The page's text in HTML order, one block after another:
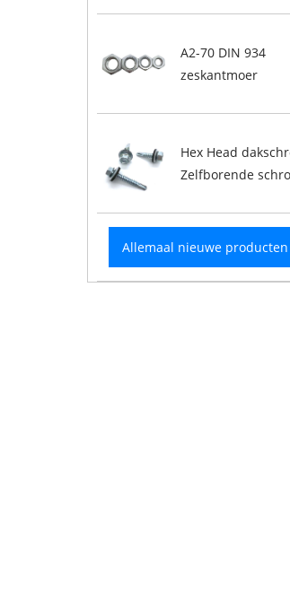
A2-70 DIN 934
zeskantmoer
Hex Head
Zelfborende
Allemaal nieuwe producten